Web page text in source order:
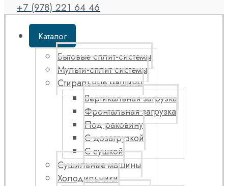
+7 (978) 221 64 46
Каталог
Бытовые сплит-системы
Мульти-сплит системы
Стиральные машины
Вертикальная загрузка
Фронтальная загрузка
Под раковину
С дозагрузкой
С сушкой
Сушильные машины
Холодильники